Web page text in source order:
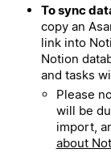
To sync
copy an
link into
Notion
and tasks
Please
will be
import,
about